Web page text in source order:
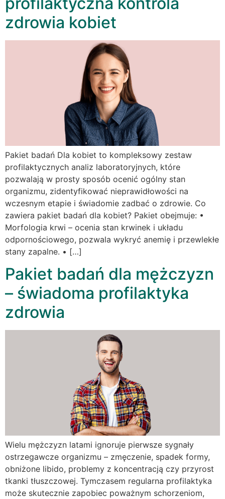
zdrowia kobiet
Pakiet badań Dla kobiet to kompleksowy zestaw
profilaktycznych analiz laboratoryjnych, które
pozwalają w prosty sposób ocenić ogólny stan
organizmu, zidentyfikować nieprawidłowości na
wczesnym etapie i świadomie zadbać o zdrowie. Co
zawiera pakiet badań dla kobiet? Pakiet obejmuje: •
Morfologia krwi – ocenia stan krwinek i układu
odpornościowego, pozwala wykryć anemię i przewlekłe
stany zapalne. • […]
Pakiet badań dla mężczyzn
– świadoma profilaktyka
zdrowia
Wielu mężczyzn latami ignoruje pierwsze sygnały
ostrzegawcze organizmu – zmęczenie, spadek formy,
obniżone libido, problemy z koncentracją czy przyrost
tkanki tłuszczowej. Tymczasem regularna profilaktyka
może skutecznie zapobiec poważnym schorzeniom,